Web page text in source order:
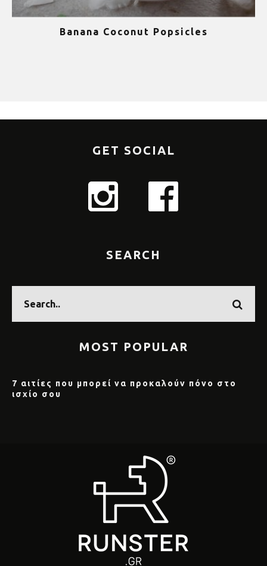
Banana Coconut Popsicles
GET SOCIAL
SEARCH
MOST POPULAR
7 αιτίες που μπορεί να προκαλούν πόνο στο
ισχίο σου